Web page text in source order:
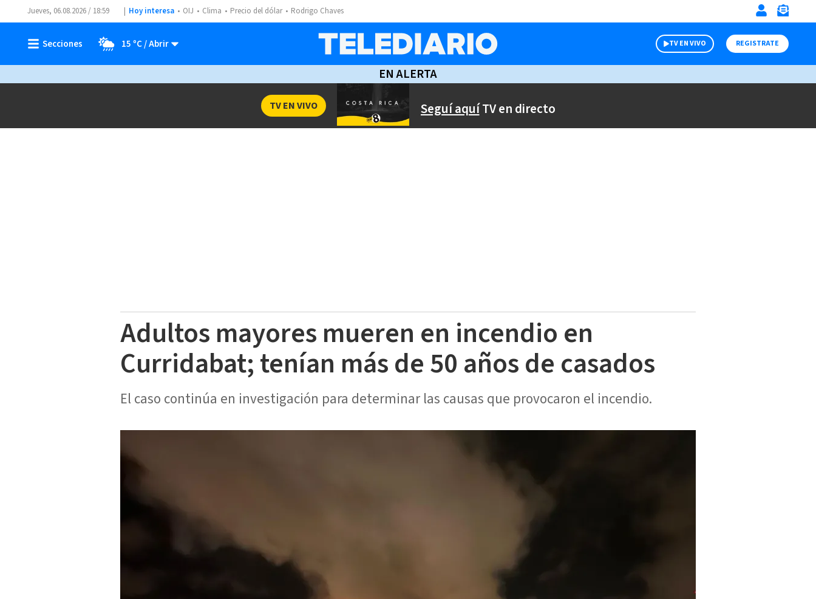
Jueves, 06.08.2026 / 18:59 Hoy interesa OIJ Clima Precio del dólar Rodrigo Chaves
15 ºC TV EN VIVO REGISTRATE
EN ALERTA
Seguí aquíTV en directo
TV EN VIVO
Adultos mayores mueren en incendio en
Curridabat; tenían más de 50 años de casados
El caso continúa en investigación para determinar las causas que provocaron el incendio.